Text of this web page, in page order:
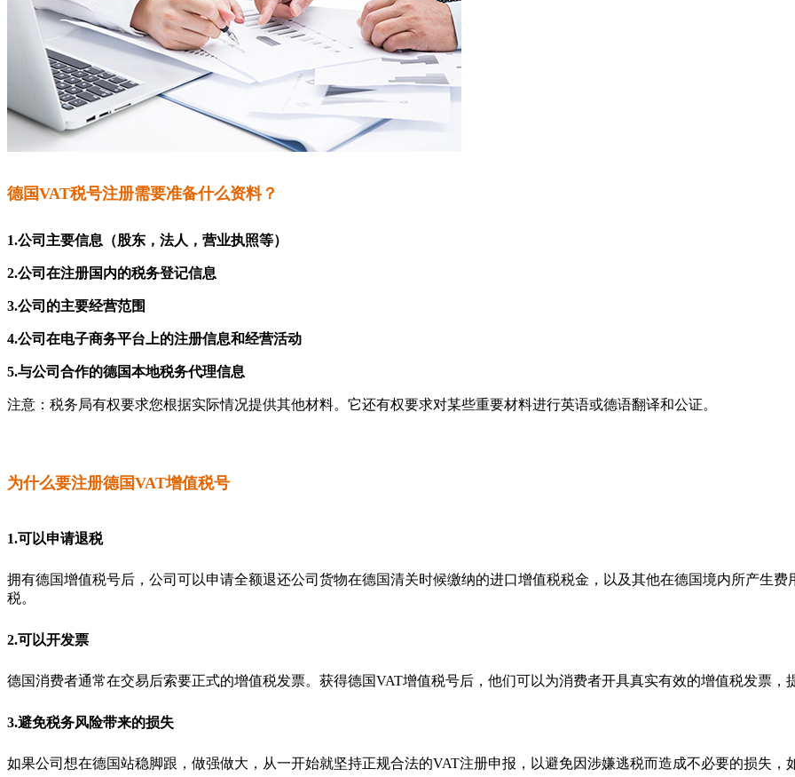
德国VAT税号注册需要准备什么资料？
1.公司主要信息（股东，法人，营业执照等）
2.公司在注册国内的税务登记信息
3.公司的主要经营范围
4.公司在电子商务平台上的注册信息和经营活动
5.与公司合作的德国本地税务代理信息
注意：税务局有权要求您根据实际情况提供其他材料。它还有权要求对某些重要材料进行英语或德语翻译和公证。
为什么要注册德国VAT增值税号
1.可以申请退税
拥有德国增值税号后，公司可以申请全额退还公司货物在德国清关时候缴纳的进口增值税税金，以及其他在德国境内所产生
税。
2.可以开发票
德国消费者通常在交易后索要正式的增值税发票。获得德国VAT增值税号后，他们可以为消费者开具真实有效的增值税发票，
3.避免税务风险带来的损失
如果公司想在德国站稳脚跟，做强做大，从一开始就坚持正规合法的VAT注册申报，以避免因涉嫌逃税而造成不必要的损失，